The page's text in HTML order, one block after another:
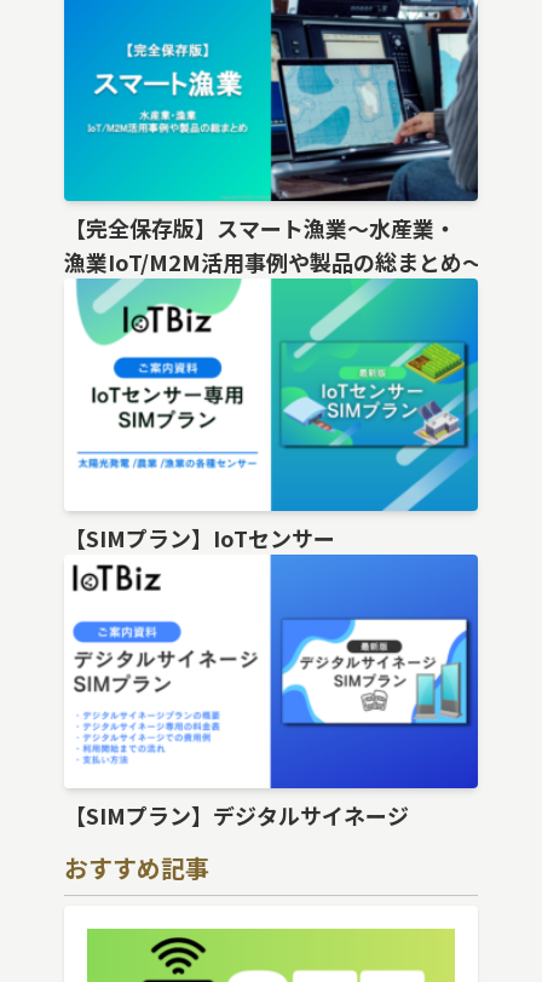
【完全保存版】スマート漁業〜水産業・
漁業IoT/M2M活用事例や製品の総まとめ〜
【SIMプラン】IoTセンサー
【SIMプラン】デジタルサイネージ
おすすめ記事